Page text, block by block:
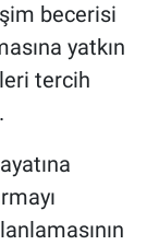
becerisi
yatkın
tercih